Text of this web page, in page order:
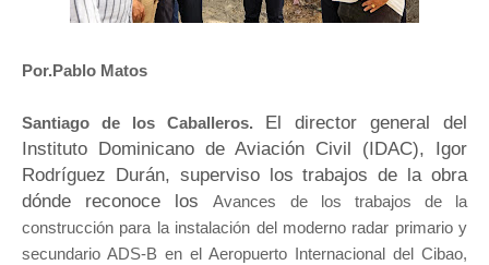
Por.Pablo Matos
Santiago de los Caballeros.
El director general del
Instituto Dominicano de Aviación Civil (IDAC), Igor
Rodríguez Durán, superviso los trabajos de la obra
dónde reconoce losAvances de los trabajos de la
construcción para la instalación del moderno radar primario y
secundario ADS-B en el Aeropuerto Internacional del Cibao,